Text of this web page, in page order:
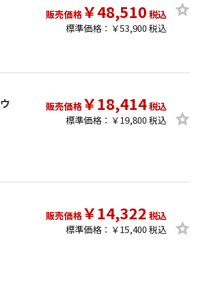
販売価格￥48,510税込
標準価格：￥53,900 税込
販売価格￥18,414税込
標準価格：￥19,800 税込
販売価格￥14,322 税込
標準価格：￥15,400 税込